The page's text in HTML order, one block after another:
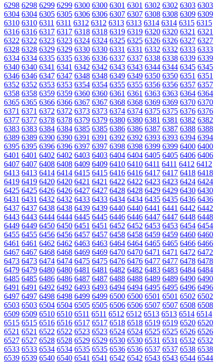
6298 6298 6299 6299 6300 6300 6301 6301 6302 6302 6303 6303
6304 6304 6305 6305 6306 6306 6307 6307 6308 6308 6309 6309
6310 6310 6311 6311 6312 6312 6313 6313 6314 6314 6315 6315
6316 6316 6317 6317 6318 6318 6319 6319 6320 6320 6321 6321
6322 6322 6323 6323 6324 6324 6325 6325 6326 6326 6327 6327
6328 6328 6329 6329 6330 6330 6331 6331 6332 6332 6333 6333
6334 6334 6335 6335 6336 6336 6337 6337 6338 6338 6339 6339
6340 6340 6341 6341 6342 6342 6343 6343 6344 6344 6345 6345
6346 6346 6347 6347 6348 6348 6349 6349 6350 6350 6351 6351
6352 6352 6353 6353 6354 6354 6355 6355 6356 6356 6357 6357
6358 6358 6359 6359 6360 6360 6361 6361 6363 6363 6364 6364
6365 6365 6366 6366 6367 6367 6368 6368 6369 6369 6370 6370
6371 6371 6372 6372 6373 6373 6374 6374 6375 6375 6376 6376
6377 6377 6378 6378 6379 6379 6380 6380 6381 6381 6382 6382
6383 6383 6384 6384 6385 6385 6386 6386 6387 6387 6388 6388
6389 6389 6390 6390 6391 6391 6392 6392 6393 6393 6394 6394
6395 6395 6396 6396 6397 6397 6398 6398 6399 6399 6400 6400
6401 6401 6402 6402 6403 6403 6404 6404 6405 6405 6406 6406
6407 6407 6408 6408 6409 6409 6410 6410 6411 6411 6412 6412
6413 6413 6414 6414 6415 6415 6416 6416 6417 6417 6418 6418
6419 6419 6420 6420 6421 6421 6422 6422 6423 6423 6424 6424
6425 6425 6426 6426 6427 6427 6428 6428 6429 6429 6430 6430
6431 6431 6432 6432 6433 6433 6434 6434 6435 6435 6436 6436
6437 6437 6438 6438 6439 6439 6440 6440 6441 6441 6442 6442
6443 6443 6444 6444 6445 6445 6446 6446 6447 6447 6448 6448
6449 6449 6450 6450 6451 6451 6452 6452 6453 6453 6454 6454
6455 6455 6456 6456 6457 6457 6458 6458 6459 6459 6460 6460
6461 6461 6462 6462 6463 6463 6464 6464 6465 6465 6466 6466
6467 6467 6468 6468 6469 6469 6470 6470 6471 6471 6472 6472
6473 6473 6474 6474 6475 6475 6476 6476 6477 6477 6478 6478
6479 6479 6480 6480 6481 6481 6482 6482 6483 6483 6484 6484
6485 6485 6486 6486 6487 6487 6488 6488 6489 6489 6490 6490
6491 6491 6492 6492 6493 6493 6494 6494 6495 6495 6496 6496
6497 6497 6498 6498 6499 6499 6500 6500 6501 6501 6502 6502
6503 6503 6504 6504 6505 6505 6506 6506 6507 6507 6508 6508
6509 6509 6510 6510 6511 6511 6512 6512 6513 6513 6514 6514
6515 6515 6516 6516 6517 6517 6518 6518 6519 6519 6520 6520
6521 6521 6522 6522 6523 6523 6524 6524 6525 6525 6526 6526
6527 6527 6528 6528 6529 6529 6530 6530 6531 6531 6532 6532
6533 6533 6534 6534 6535 6535 6536 6536 6537 6537 6538 6538
6539 6539 6540 6540 6541 6541 6542 6542 6543 6543 6544 6544